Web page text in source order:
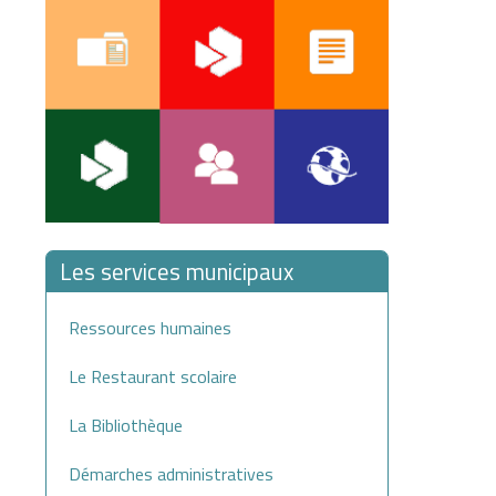
Les services municipaux
Ressources humaines
Le Restaurant scolaire
La Bibliothèque
Démarches administratives